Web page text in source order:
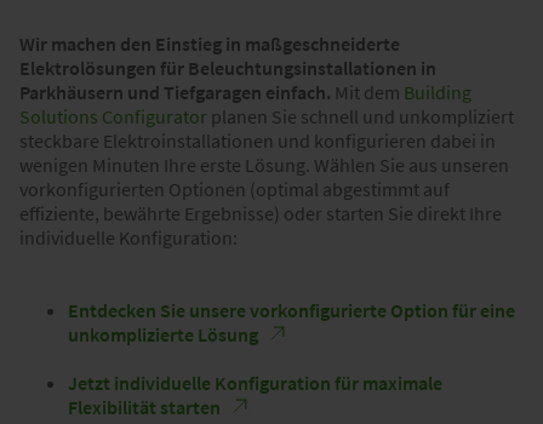
Wir machen den Einstieg in maßgeschneiderte
Elektrolösungen für Beleuchtungsinstallationen in
Parkhäusern und Tiefgaragen einfach. Mit dem Building
Solutions Configurator planen Sie schnell und unkompliziert
steckbare Elektroinstallationen und konfigurieren dabei in
wenigen Minuten Ihre erste Lösung. Wählen Sie aus unseren
vorkonfigurierten Optionen (optimal abgestimmt auf
effiziente, bewährte Ergebnisse) oder starten Sie direkt Ihre
individuelle Konfiguration:
Entdecken Sie unsere vorkonfigurierte Option für eine
unkomplizierte Lösung
Jetzt individuelle Konfiguration für maximale
Flexibilität starten